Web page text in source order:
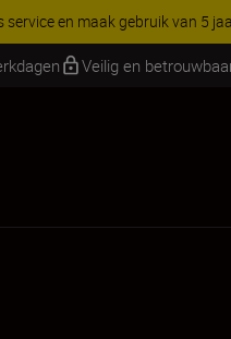
| Bespaar 15% op
Veilig en